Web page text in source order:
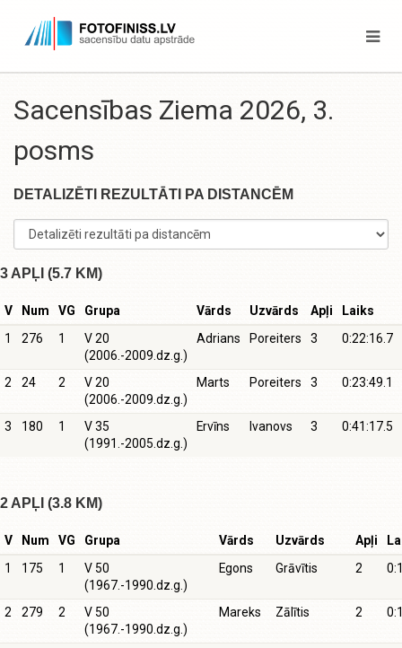
Sacensības Ziema 2026, 3.
posms
DETALIZĒTI REZULTĀTI PA DISTANCĒM
3 APĻI (5.7 KM)
V Num VG Grupa Vārds Uzvārds Apļi
Laiks
1
276 1
V 20
(2006.-2009.dz.g.)
Adrians Poreiters 3 0:22:16.7
2 24 2
V 20
(2006.-2009.dz.g.)
Marts Poreiters 3 0:23:49.1
3 180 1
V 35
(1991.-2005.dz.g.)
Ervīns Ivanovs 3 0:41:17.5
2 APĻI (3.8 KM)
V Num VG Grupa Vārds Uzvārds Apļi
1
175 1
V 50
(1967.-1990.dz.g.)
Egons Grāvītis 2
2 279 2
V 50
(1967.-1990.dz.g.)
Mareks Zālītis 2